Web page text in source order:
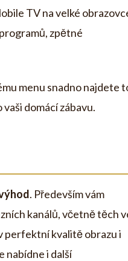
TV na velké
zpětné
menu snadno najdete
domácí zábavu.
. Především vám
kanálů, včetně těch
perfektní kvalitě obrazu i
nabídne i další